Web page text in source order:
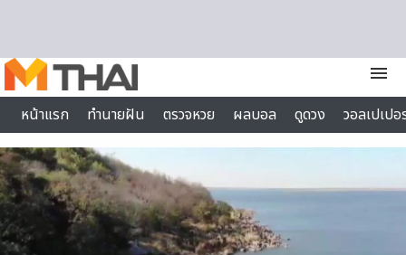
menu
หน้าแรก
ทำนายฝัน ตรวจหวย ผลบอล ดูดวง
วอลเปเป
ไลฟ์สไตล์